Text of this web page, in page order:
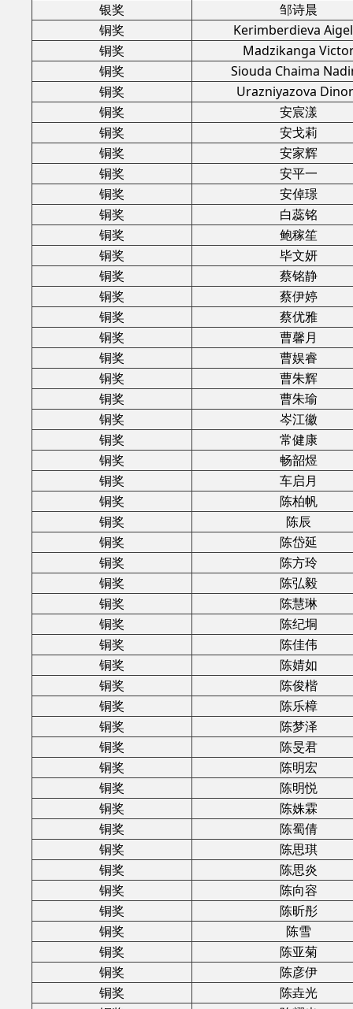
银奖
邹诗晨
铜奖
Kerimberdieva
铜奖
Madzikanga
铜奖
Siouda Chaima
铜奖
Urazniyazova
铜奖
安宸漾
铜奖
安戈莉
铜奖
安家辉
铜奖
安平一
铜奖
安倬璟
铜奖
白蕊铭
铜奖
鲍稼笙
铜奖
毕文妍
铜奖
蔡铭静
铜奖
蔡伊婷
铜奖
蔡优雅
铜奖
曹馨月
铜奖
曹娱睿
铜奖
曹朱辉
铜奖
曹朱瑜
铜奖
岑江徽
铜奖
常健康
铜奖
畅韶煜
铜奖
车启月
铜奖
陈柏帆
铜奖
陈辰
铜奖
陈岱延
铜奖
陈方玲
铜奖
陈弘毅
铜奖
陈慧琳
铜奖
陈纪垌
铜奖
陈佳伟
铜奖
陈婧如
铜奖
陈俊楷
铜奖
陈乐樟
铜奖
陈梦泽
铜奖
陈旻君
铜奖
陈明宏
铜奖
陈明悦
铜奖
陈姝霖
铜奖
陈蜀倩
铜奖
陈思琪
铜奖
陈思炎
铜奖
陈向容
铜奖
陈昕彤
铜奖
陈雪
铜奖
陈亚菊
铜奖
陈彦伊
铜奖
陈垚光